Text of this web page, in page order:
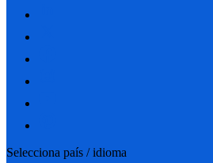
Selecciona país / idioma